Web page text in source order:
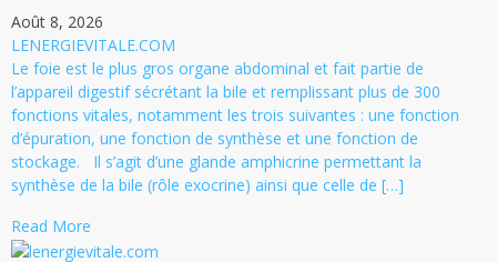
Août 8, 2026
LENERGIEVITALE.COM
Le foie est le plus gros organe abdominal et fait partie de
l’appareil digestif sécrétant la bile et remplissant plus de 300
fonctions vitales, notamment les trois suivantes : une fonction
d’épuration, une fonction de synthèse et une fonction de
stockage. Il s’agit d’une glande amphicrine permettant la
synthèse de la bile (rôle exocrine) ainsi que celle de […]
Read More